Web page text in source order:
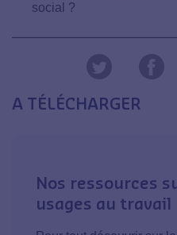
social ?
A TÉLÉCHARGER
Nos ressources
usages au travail